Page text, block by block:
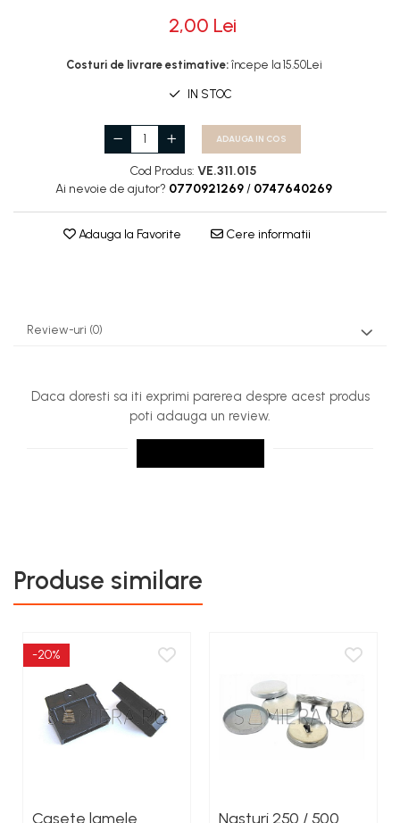
Rotile Cauciucate
2,00 Lei
Costuri de livrare estimative: începe la 15.50Lei
IN STOC
ADAUGA IN COS
Cod Produs: VE.311.015
Ai nevoie de ajutor? 0770921269 / 0747640269
Adauga la Favorite Cere informatii
Review-uri (0)
Daca doresti sa iti exprimi parerea despre acest produs
poti adauga un review.
Produse similare
-20%
Casete lamele
Nasturi 250 / 500